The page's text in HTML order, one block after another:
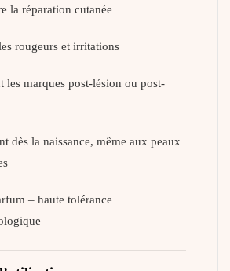
la réparation cutanée
rougeurs et irritations
les marques post-lésion ou post-
dès la naissance, même aux peaux
– haute tolérance